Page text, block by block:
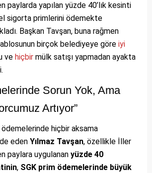
paylarda yapılan yüzde 40’lık kesinti
sigorta primlerini ödemekte
Başkan Tavşan, buna rağmen
birçok belediyeye göre iyi
ve hiçbir mülk satışı yapmadan ayakta
Sorun Yok, Ama
Artıyor”
hiçbir aksama
eden Yılmaz Tavşan, özellikle İller
paylara uygulanan yüzde 40
, SGK prim ödemelerinde büyük